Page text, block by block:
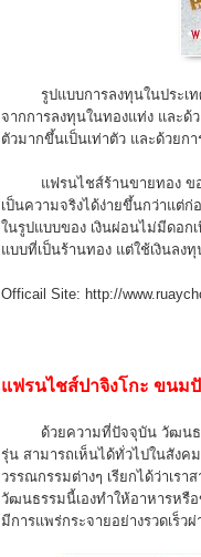
รูปแบบการลงทุนในประเทศ
จากการลงทุนในทองแท่ง และด้
ตัวมากขึ้นเป็นเท่าตัว และด้วยก
แฟรนไชส์ร้านขายทอง ของ
เป็นความจริงได้ง่ายขึ้นกว่าแต่
ในรูปแบบของ เงินผ่อนไม่มีดอก
แบบที่เป็นร้านทอง แต่ใช้เงินลง
Officail Site: http://
แฟรนไชส์ปาจิงโกะ ขนม
ด้วยความที่ปัจจุบัน วัฒนธรร
รุ่น สามารถเห็นได้ทั่วไปในสังค
วรรณกรรมต่างๆ เรียกได้ว่าเร
วัฒนธรรมนี้เองทำให้อาหารห
มีการแพร่กระจายอย่างรวดเร็ว